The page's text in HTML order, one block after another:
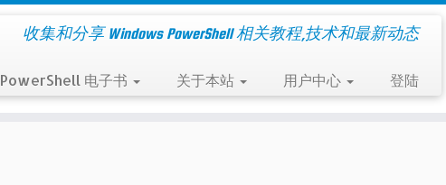
收集和分享 Windows PowerShell 相关教程,技术和最新动态
PowerShell 电子书 关于本站 用户中心 登陆